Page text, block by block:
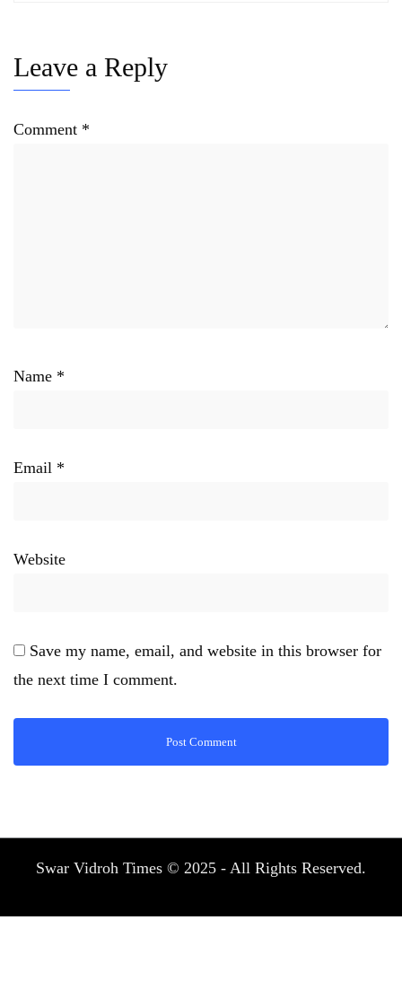
Leave a Reply
Comment *
Name *
Email *
Website
Save my name, email, and website in this browser for
the next time I comment.
Swar Vidroh Times © 2025 - All Rights Reserved.